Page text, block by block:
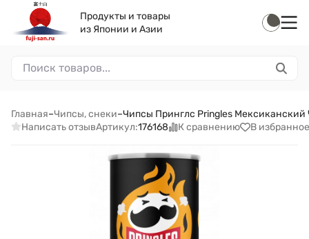
Продукты и товары
из Японии и Азии
Главная–Чипсы, снеки–Чипсы Принглс Pringles Мексиканский
Написать отзывАртикул:176168 К сравнению В избранное